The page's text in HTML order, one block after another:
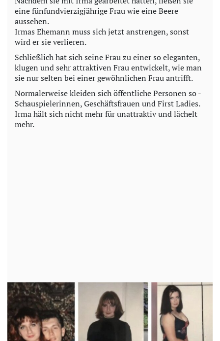
eine fünfundvierzigjährige Frau wie eine Beere
aussehen.
Irmas Ehemann muss sich jetzt anstrengen, sonst
wird er sie verlieren.
Schließlich hat sich seine Frau zu einer so eleganten,
klugen und sehr attraktiven Frau entwickelt, wie man
sie nur selten bei einer gewöhnlichen Frau antrifft.
Normalerweise kleiden sich öffentliche Personen so -
Schauspielerinnen, Geschäftsfrauen und First Ladies.
Irma hält sich nicht mehr für unattraktiv und lächelt
mehr.